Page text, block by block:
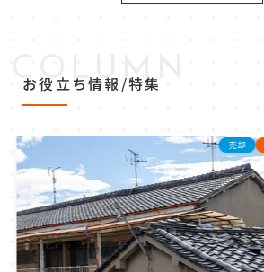
COLUMN
お役立ち情報/特集
売却